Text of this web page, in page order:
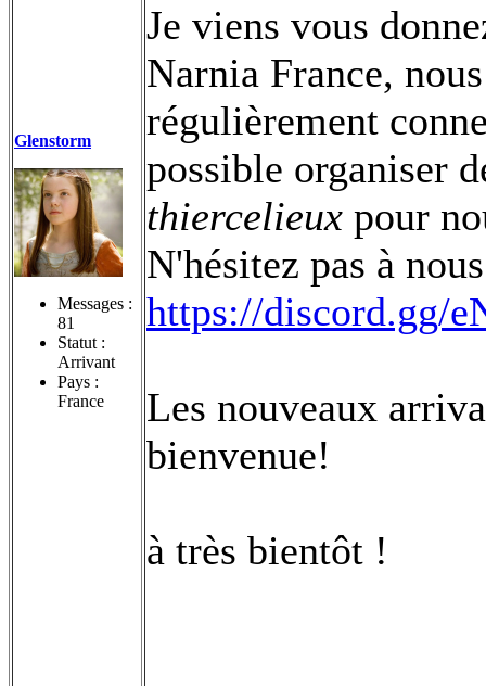
Glenstorm
Messages :
81
Statut :
Arrivant
Pays :
France
Je viens vous
Narnia France,
régulièrement
possible organiser
thiercelieux pour
N'hésitez pas à
https://discord.gg/
Les nouveaux
bienvenue!
à très bientôt !